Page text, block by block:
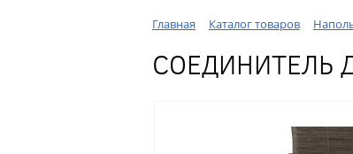
Главная Каталог товаров
СОЕДИНИТЕЛЬ